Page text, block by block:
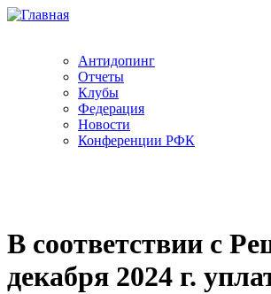
Антидопинг
Отчеты
Клубы
Федерация
Новости
Конференции РФК
В соответствии с
декабря 2024 г.